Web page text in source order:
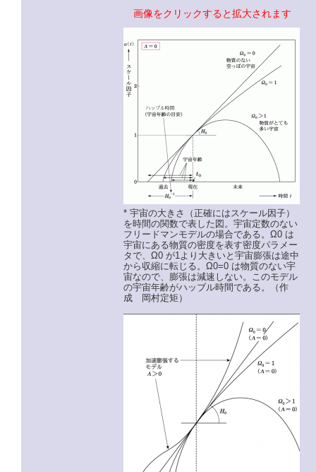
画像をクリックすると拡大されます
* 宇宙の大きさ（正確にはスケール因子）
を時間の関数で表した図。宇宙定数のない
フリードマンモデルの場合である。Ω0 は
宇宙にある物質の密度を表す密度パラメー
タで、Ω0 が1より大きいと宇宙膨張は途中
から収縮に転じる。Ω0=0 は物質のない宇
宙なので、膨張は減速しない。このモデル
の宇宙年齢がハッブル時間である。（作
成 岡村定矩）